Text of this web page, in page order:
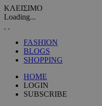
ΚΛΕΙΣΙΜΟ
Loading...
FASHION
BLOGS
SHOPPING
HOME
LOGIN
SUBSCRIBE